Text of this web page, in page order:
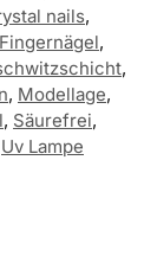
nails,
Fingernägel,
,
, Modellage,
, Säurefrei,
Uv Lampe